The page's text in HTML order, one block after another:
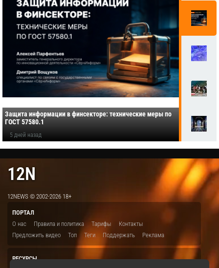
Защита информации в финсекторе: технические меры по
ГОСТ 57580.1
5 дней назад
12N
12NEWS © 2002-2026 18+
ПОРТАЛ
О нас
Правила и политика Тарифы
Контакты
Предложить видео
Топ Теги Поддержать Реклама
РЕСУРСЫ